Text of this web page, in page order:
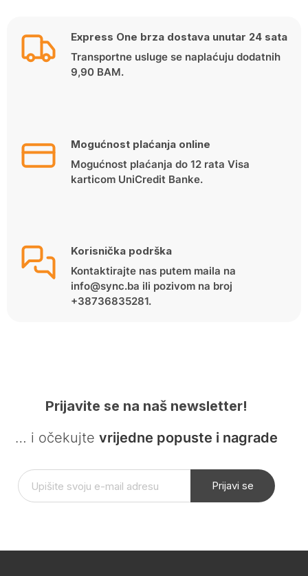
Express One brza dostava unutar 24 sata
Transportne usluge se naplaćuju dodatnih
9,90 BAM.
Mogućnost plaćanja online
Mogućnost plaćanja do 12 rata Visa
karticom UniCredit Banke.
Korisnička podrška
Kontaktirajte nas putem maila na
info@sync.ba ili pozivom na broj
+38736835281.
Prijavite se na naš newsletter!
… i očekujte vrijedne popuste i nagrade
Prijavi se